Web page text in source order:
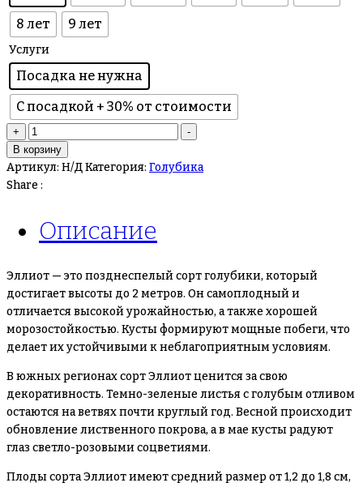
8 лет
9 лет
Услуги
Посадка не нужна
С посадкой + 30% от стоимости
+
Количество
товара
Голубика
Эллиот
-
В корзину
Артикул: Н/ДКатегория: Голубика
Share :
Описание
Эллиот — это позднеспелый сорт голубики, который
достигает высоты до 2 метров. Он самоплодный и
отличается высокой урожайностью, а также хорошей
морозостойкостью. Кусты формируют мощные побеги, что
делает их устойчивыми к неблагоприятным условиям.
В южных регионах сорт Эллиот ценится за свою
декоративность. Темно-зеленые листья с голубым отливом
остаются на ветвях почти круглый год. Весной происходит
обновление лиственного покрова, а в мае кусты радуют
глаз светло-розовыми соцветиями.
Плоды сорта Эллиот имеют средний размер от 1,2 до 1,8 см,